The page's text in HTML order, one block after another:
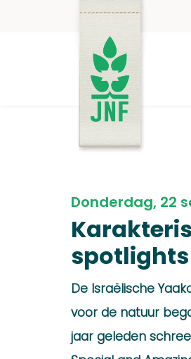
JNF
Donderdag, 22
spotlights
De Israëlische
voor de natuur
jaar geleden